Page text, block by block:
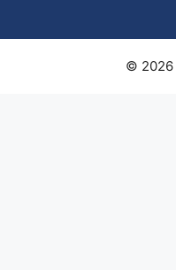
© 2026